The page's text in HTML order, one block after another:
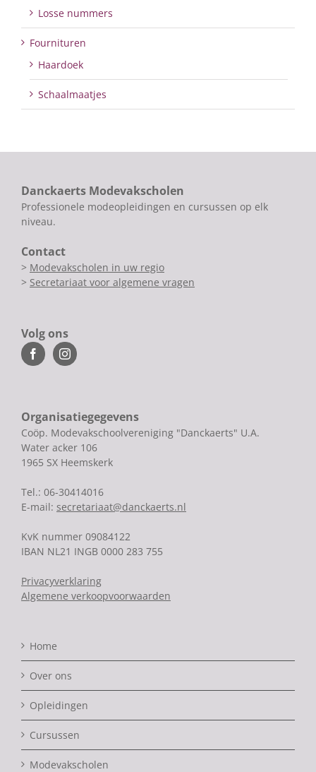
Losse nummers
Fournituren
Haardoek
Schaalmaatjes
Danckaerts Modevakscholen
Professionele modeopleidingen en cursussen op elk
niveau.
Contact
> Modevakscholen in uw regio
> Secretariaat voor algemene vragen
Volg ons
Organisatiegegevens
Coöp. Modevakschoolvereniging "Danckaerts" U.A.
Water acker 106
1965 SX Heemskerk
Tel.: 06-30414016
E-mail: secretariaat@danckaerts.nl
KvK nummer 09084122
IBAN NL21 INGB 0000 283 755
Privacyverklaring
Algemene verkoopvoorwaarden
Home
Over ons
Opleidingen
Cursussen
Modevakscholen